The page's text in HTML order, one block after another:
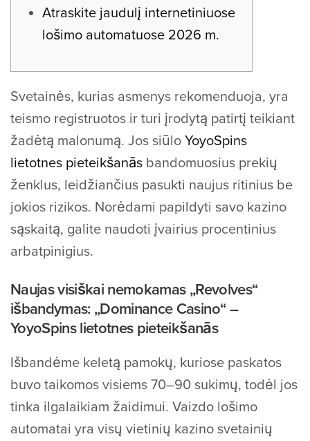
Atraskite jaudulį internetiniuose
lošimo automatuose 2026 m.
Svetainės, kurias asmenys rekomenduoja, yra
teismo registruotos ir turi įrodytą patirtį teikiant
žadėtą ​​malonumą. Jos siūloYoyoSpins
lietotnes pieteikšanās bandomuosius prekių
ženklus, leidžiančius pasukti naujus ritinius be
jokios rizikos. Norėdami papildyti savo kazino
sąskaitą, galite naudoti įvairius procentinius
arbatpinigius.
Naujas visiškai nemokamas „Revolves“
išbandymas: „Dominance Casino“ –
YoyoSpins lietotnes pieteikšanās
Išbandėme keletą pamokų, kuriose paskatos
buvo taikomos visiems 70–90 sukimų, todėl jos
tinka ilgalaikiam žaidimui. Vaizdo lošimo
automatai yra visų vietinių kazino svetainių